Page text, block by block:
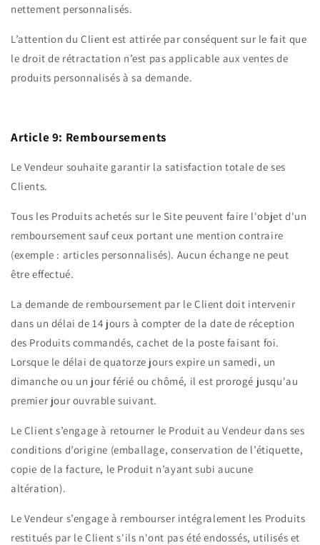
nettement personnalisés.
L’attention du Client est attirée par conséquent sur le fait que
le droit de rétractation n’est pas applicable aux ventes de
produits personnalisés à sa demande.
Article 9: Remboursements
Le Vendeur souhaite garantir la satisfaction totale de ses
Clients.
Tous les Produits achetés sur le Site peuvent faire l'objet d'un
remboursement sauf ceux portant une mention contraire
(exemple : articles personnalisés). Aucun échange ne peut
être effectué.
La demande de remboursement par le Client doit intervenir
dans un délai de 14 jours à compter de la date de réception
des Produits commandés, cachet de la poste faisant foi.
Lorsque le délai de quatorze jours expire un samedi, un
dimanche ou un jour férié ou chômé, il est prorogé jusqu'au
premier jour ouvrable suivant.
Le Client s’engage à retourner le Produit au Vendeur dans ses
conditions d’origine (emballage, conservation de l’étiquette,
copie de la facture, le Produit n’ayant subi aucune
altération).
Le Vendeur s’engage à rembourser intégralement les Produits
restitués par le Client s'ils n'ont pas été endossés, utilisés et